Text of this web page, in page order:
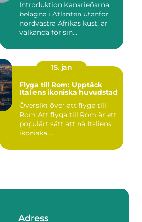
Introduktion Kanarieöarna,
belägna i Atlanten utanför
nordvästra Afrikas kust, är
välkända för sin...
15. jan
Flyga till Rom: Upptäck
Italiens ikoniska huvudstad
Översikt över att flyga till
Rom Att flyga till Rom är ett
populärt sätt att nå Italiens
ikoniska ...
Adress